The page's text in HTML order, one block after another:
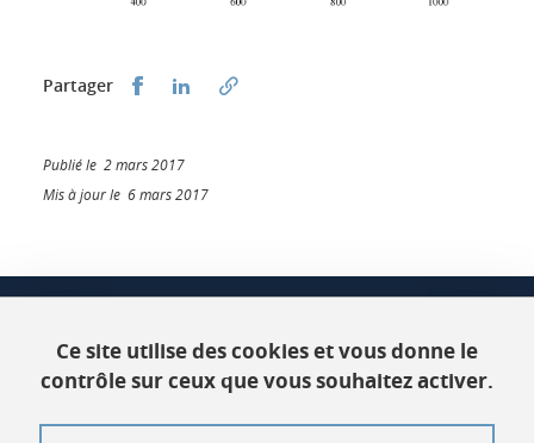
Partager Partager sur Facebook
Partager sur LinkedIn
Publié le 2 mars 2017
Mis à jour le 6 mars 2017
Bâtiment C Phitem
120 rue de la piscine
38400 Saint-Martin-d'Hères
Ce site utilise des cookies et vous donne le
contrôle sur ceux que vous souhaitez activer.